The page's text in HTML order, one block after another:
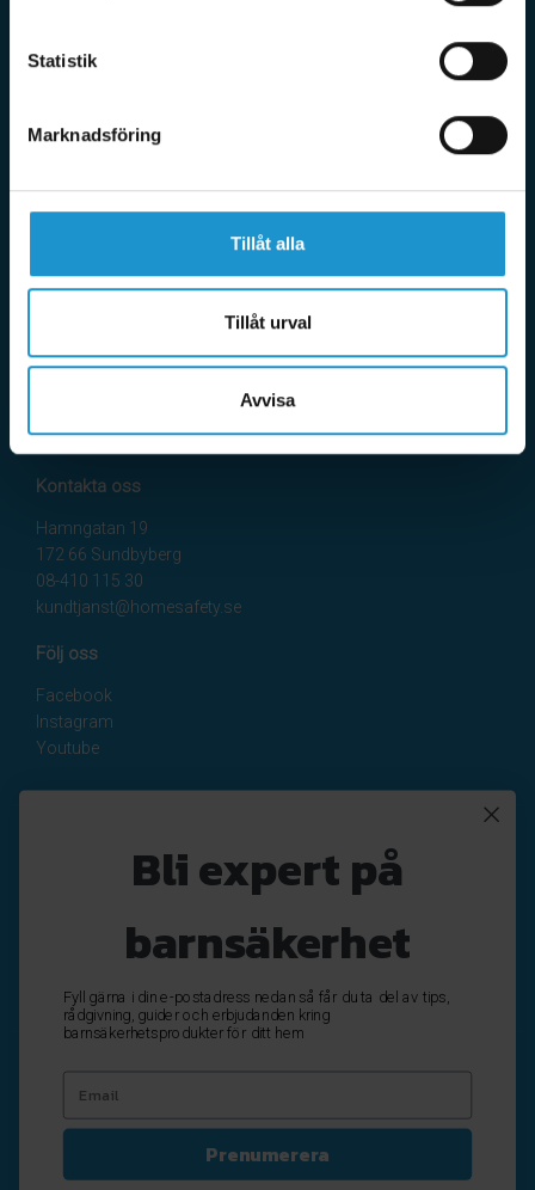
Statistik
Marknadsföring
Tillåt alla
Tillåt urval
Avvisa
vare eget varulager med snabba leveranser samt en mycket
erfaren kundtjänst kan du alltid känna dig trygg med ditt köp
viktiga frågor och vår vision är att vara helt klimatneutrala.
Information
FAQ
Länkar
Kontakta oss
Hamngatan 19
172 66 Sundbyberg
08-410 115 30
kundtjanst@homesafety.se
Följ oss
Facebook
Instagram
Youtube
Nyhetsbrev
Avregistrera
Bli expert på
barnsäkerhet
Fyll gärna i din e-postadress nedan så får du ta del av tips,
rådgivning, guider och erbjudanden kring
barnsäkerhetsprodukter för ditt hem
Prenumerera